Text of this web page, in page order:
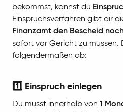
bekommst, kannst du
Einspruchsverfahren gibt dir
Finanzamt den Bescheid
sofort vor Gericht zu müssen.
folgendermaßen ab:
1️⃣ Einspruch einlegen
Du musst innerhalb von 1